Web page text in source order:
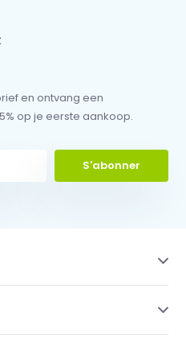
en ontvang een
op je eerste aankoop.
S'abonner